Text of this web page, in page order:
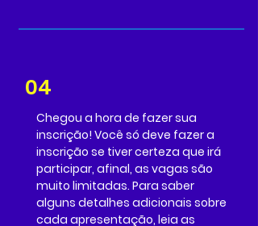
04
Chegou a hora de fazer sua
inscrição! Você só deve fazer a
inscrição se tiver certeza que irá
participar, afinal, as vagas são
muito limitadas. Para saber
alguns detalhes adicionais sobre
cada apresentação, leia as